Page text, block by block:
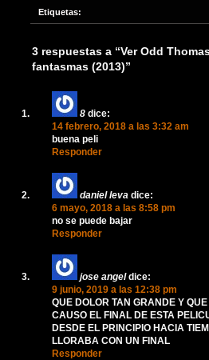
Etiquetas:
3 respuestas a “Ver Odd
fantasmas (2013)”
8 dice:
14 febrero, 2018 a las 3:32 am
buena peli
Responder
daniel leva dice:
6 mayo, 2018 a las 8:58 pm
no se puede bajar
Responder
jose angel dice:
9 junio, 2019 a las 12:38 pm
QUE DOLOR TAN GRANDE Y
CAUSO EL FINAL DE ESTA
DESDE EL PRINCIPIO HACIA
LLORABA CON UN FINAL
Responder